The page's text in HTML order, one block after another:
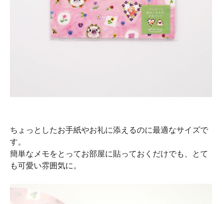
ちょっとしたお手紙やお礼に添えるのに最適なサイズで
す。
簡単なメモをとってお部屋に貼っておくだけでも、とて
も可愛い雰囲気に。